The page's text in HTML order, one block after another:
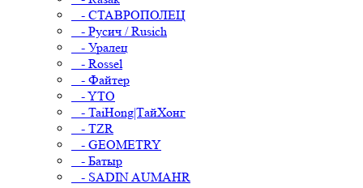
- СТАВРОПОЛЕЦ
- Русич / Rusich
- Уралец
- Rossel
- Файтер
- YTO
- TaiHong|ТайХонг
- TZR
- GEOMETRY
- Батыр
- SADIN AUMAHR